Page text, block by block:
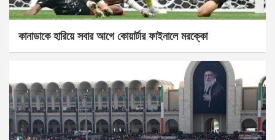
কানাডাকে হারিয়ে সবার আগে কোয়ার্টার ফাইনালে মরক্কো